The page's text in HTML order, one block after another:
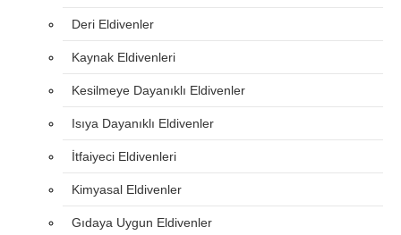
Deri Eldivenler
Kaynak Eldivenleri
Kesilmeye Dayanıklı Eldivenler
Isıya Dayanıklı Eldivenler
İtfaiyeci Eldivenleri
Kimyasal Eldivenler
Gıdaya Uygun Eldivenler